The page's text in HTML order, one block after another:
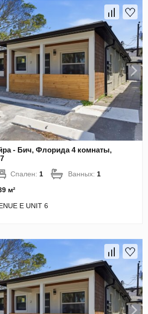
- Бич, Флорида 4 комнаты,
Спален: 1 Ванных: 1
м²
E UNIT 6